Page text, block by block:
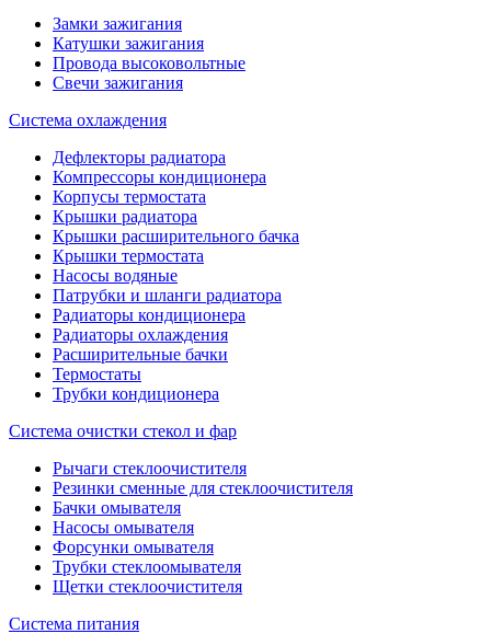
Замки зажигания
Катушки зажигания
Провода высоковольтные
Свечи зажигания
Система охлаждения
Дефлекторы радиатора
Компрессоры кондиционера
Корпусы термостата
Крышки радиатора
Крышки расширительного бачка
Крышки термостата
Насосы водяные
Патрубки и шланги радиатора
Радиаторы кондиционера
Радиаторы охлаждения
Расширительные бачки
Термостаты
Трубки кондиционера
Система очистки стекол и фар
Рычаги стеклоочистителя
Резинки сменные для стеклоочистителя
Бачки омывателя
Насосы омывателя
Форсунки омывателя
Трубки стеклоомывателя
Щетки стеклоочистителя
Система питания